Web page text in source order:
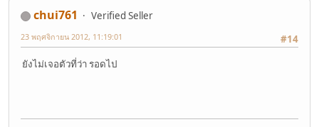
chui761
Verified Seller
#14
23 พฤศจิกายน 2012, 11:19:01
ยังไม่เจอตัวที่ว่า รอดไป